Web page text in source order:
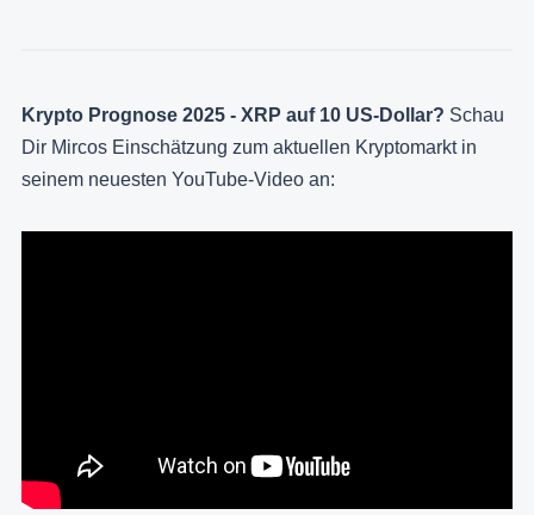
Krypto Prognose 2025 - XRP auf 10 US-Dollar? Schau
Dir Mircos Einschätzung zum aktuellen Kryptomarkt in
seinem neuesten YouTube-Video an: